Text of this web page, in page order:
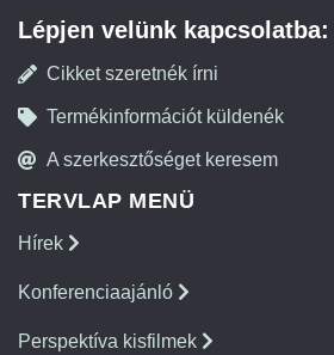
Lépjen velünk kapcsolatba:
Cikket szeretnék írni
Termékinformációt küldenék
A szerkesztőséget keresem
TERVLAP MENÜ
Hírek
Konferenciaajánló
Perspektíva kisfilmek